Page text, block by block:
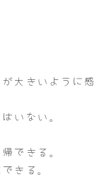
大きいように感
いない。
できる。
きる。